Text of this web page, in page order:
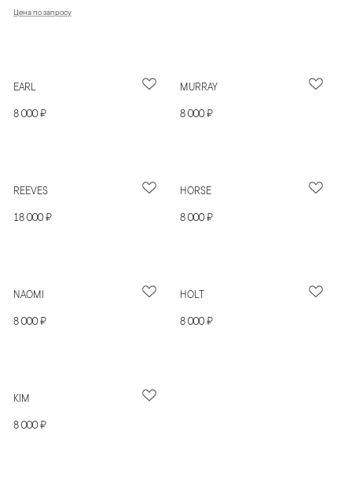
Цена по запросу
EARL
8 000 ₽
MURRAY
8 000 ₽
REEVES
18 000 ₽
HORSE
8 000 ₽
NAOMI
8 000 ₽
HOLT
8 000 ₽
KIM
8 000 ₽